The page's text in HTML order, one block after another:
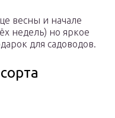
весны и начале
недель) но яркое
для садоводов.